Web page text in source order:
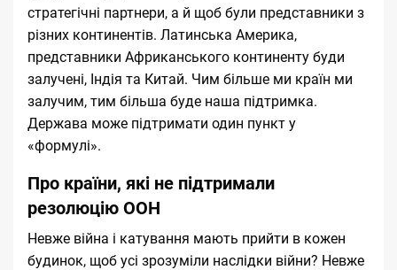
стратегічні партнери, а й щоб були представники з
різних континентів. Латинська Америка,
представники Африканського континенту буди
залучені, Індія та Китай. Чим більше ми країн ми
залучим, тим більша буде наша підтримка.
Держава може підтримати один пункт у
«формулі».
Про країни, які не підтримали
резолюцію ООН
Невже війна і катування мають прийти в кожен
будинок, щоб усі зрозуміли наслідки війни? Невже